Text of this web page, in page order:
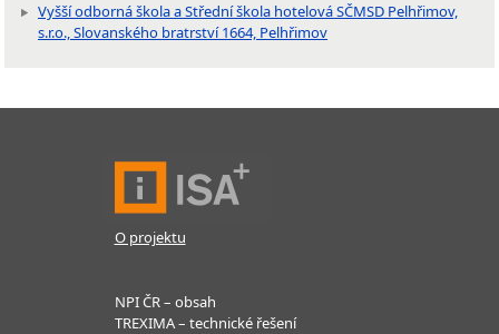
Vyšší odborná škola a Střední škola hotelová SČMSD Pelhřimov,
s.r.o., Slovanského bratrství 1664, Pelhřimov
O projektu
NPI ČR – obsah
TREXIMA – technické řešení